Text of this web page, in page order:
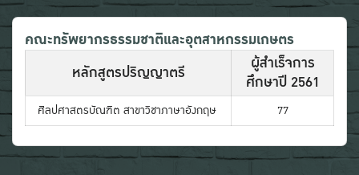
คณะทรัพยากรธรรมชาติและอุตสาหกรรมเกษตร
หลักสูตรปริญญาตรี
ผู้สําเร็จการ
ศึกษาปี 2561
ศิลปศาสตรบัณฑิต สาขาวิชาภาษาอังกฤษ 77